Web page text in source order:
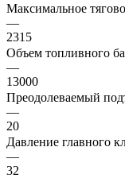
Максимальное
—
2315
Объем топливного
—
13000
Преодолеваемый
—
20
Давление главного
—
32